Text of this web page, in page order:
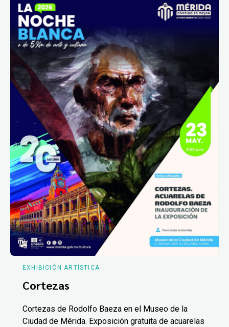
EXHIBICIÓN ARTÍSTICA
Cortezas
Cortezas de Rodolfo Baeza en el Museo de la
Ciudad de Mérida. Exposición gratuita de acuarelas